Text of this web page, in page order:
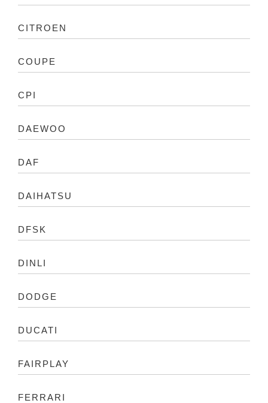
CITROEN
COUPE
CPI
DAEWOO
DAF
DAIHATSU
DFSK
DINLI
DODGE
DUCATI
FAIRPLAY
FERRARI